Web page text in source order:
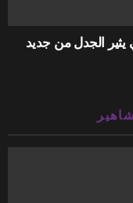
يثير الجدل من جديد